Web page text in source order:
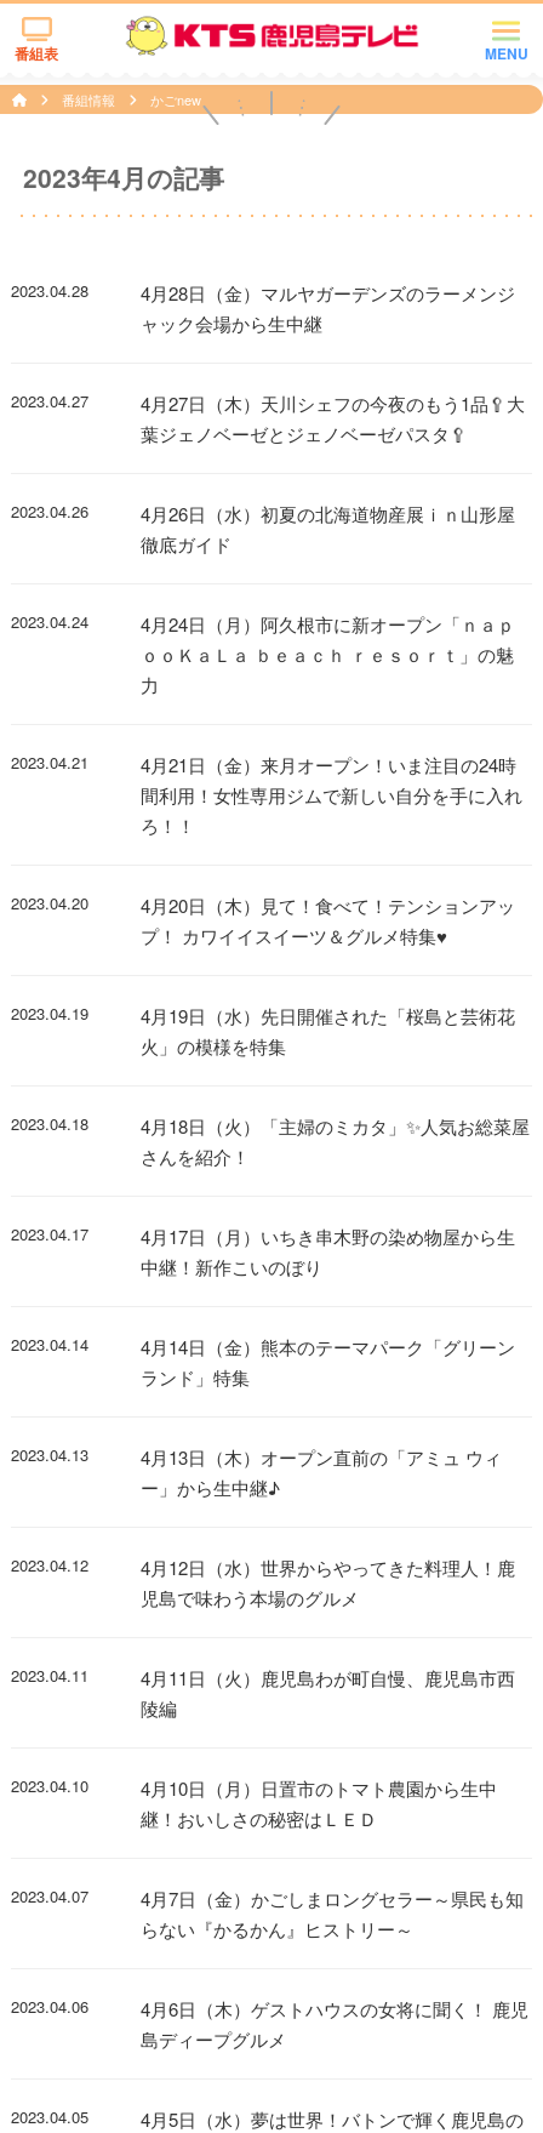
MENU
番組表
番組情報 かごnew
2023年4月の記事
2023.04.28
4月28日（金）マルヤガーデンズのラーメンジ
ャック会場から生中継
2023.04.27
4月27日（木）天川シェフの今夜のもう1品🥄大
葉ジェノベーゼとジェノベーゼパスタ🥄
2023.04.26
4月26日（水）初夏の北海道物産展ｉｎ山形屋
徹底ガイド
2023.04.24
4月24日（月）阿久根市に新オープン「ｎａｐ
ｏｏＫａＬａ ｂｅａｃｈ ｒｅｓｏｒｔ」の魅
力
2023.04.21
4月21日（金）来月オープン！いま注目の24時
間利用！女性専用ジムで新しい自分を手に入れ
ろ！！
2023.04.20
4月20日（木）見て！食べて！テンションアッ
プ！ カワイイスイーツ＆グルメ特集♥
2023.04.19
4月19日（水）先日開催された「桜島と芸術花
火」の模様を特集
2023.04.18
4月18日（火）「主婦のミカタ」✨人気お総菜屋
さんを紹介！
2023.04.17
4月17日（月）いちき串木野の染め物屋から生
中継！新作こいのぼり
2023.04.14
4月14日（金）熊本のテーマパーク「グリーン
ランド」特集
2023.04.13
4月13日（木）オープン直前の「アミュ ウィ
ー」から生中継♪
2023.04.12
4月12日（水）世界からやってきた料理人！鹿
児島で味わう本場のグルメ
2023.04.11
4月11日（火）鹿児島わが町自慢、鹿児島市西
陵編
2023.04.10
4月10日（月）日置市のトマト農園から生中
継！おいしさの秘密はＬＥＤ
2023.04.07
4月7日（金）かごしまロングセラー～県民も知
らない『かるかん』ヒストリー～
2023.04.06
4月6日（木）ゲストハウスの女将に聞く！ 鹿児
島ディープグルメ
2023.04.05
4月5日（水）夢は世界！バトンで輝く鹿児島の